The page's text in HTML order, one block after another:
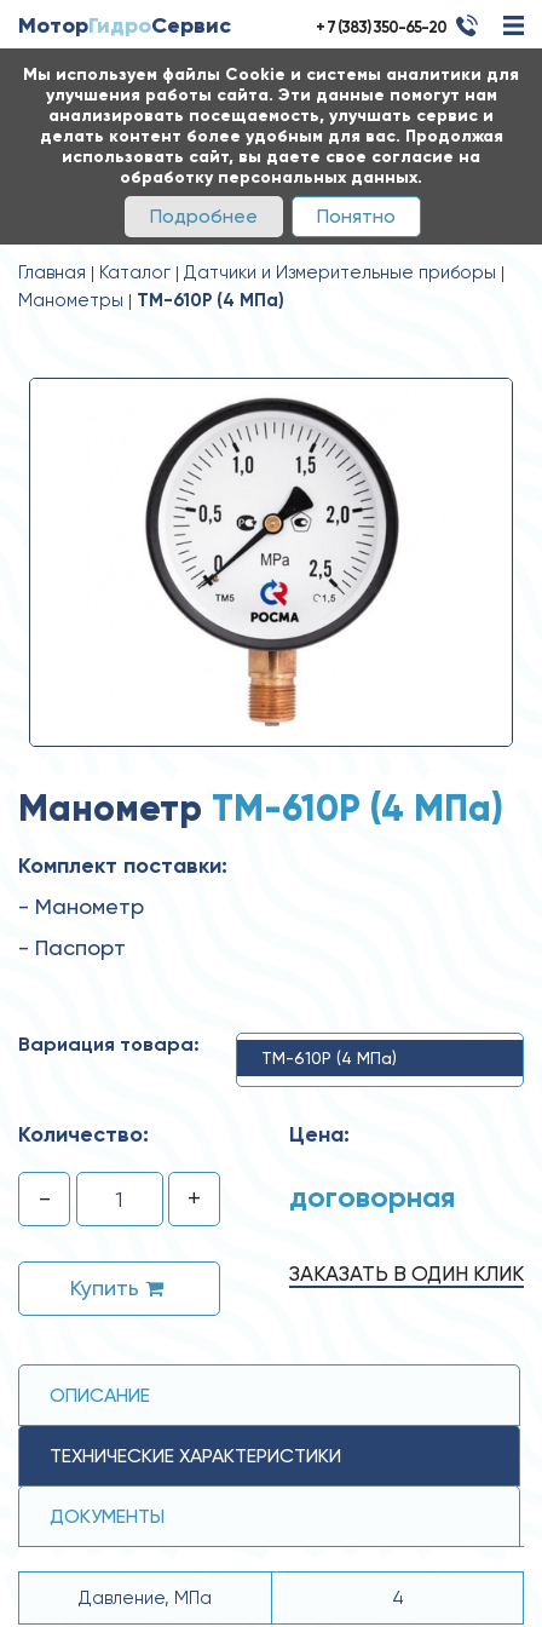
Мы используем файлы Cookie и системы аналитики для
улучшения работы сайта. Эти данные помогут нам
анализировать посещаемость, улучшать сервис и
делать контент более удобным для вас. Продолжая
использовать сайт, вы даете свое согласие на
обработку персональных данных.
Подробнее Понятно
МоторГидроСервис + 7 (383) 350-65-20
Главная Каталог
Датчики и Измерительные приборы
Манометры
ТМ-610Р (4 MПa)
Манометр ТМ-610Р (4 MПa)
Комплект поставки:
- Манометр
- Паспорт
Вариация товара:
ТМ-610Р (4 MПa)
Количество:
- +
Купить
Цена:
договорная
ЗАКАЗАТЬ В ОДИН КЛИК
ОПИСАНИЕ
ТЕХНИЧЕСКИЕ ХАРАКТЕРИСТИКИ
ДОКУМЕНТЫ
Давление, MПa 4